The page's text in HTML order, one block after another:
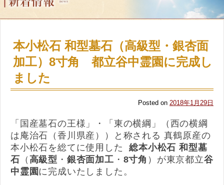
本小松石 和型墓石（高級型・銀杏面
加工）8寸角 都立谷中霊園に完成し
ました
Posted on 2018年1月29日
「国産墓石の王様」・「東の横綱」（西の横綱
は庵治石（香川県産））と称される 真鶴原産の
本小松石を総てに使用した総本小松石 和型墓
石 （ 高級型 ・ 銀杏面加工 ・ 8寸角 ）が東京都立谷
中霊園に完成いたしました。